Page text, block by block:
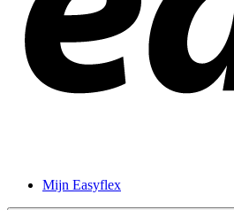
Mijn Easyflex